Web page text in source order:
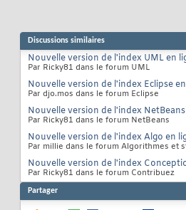
Discussions similaires
Nouvelle version de l'index UML en
Par Ricky81 dans le forum UML
Nouvelle version de l'index Eclipse
Par djo.mos dans le forum Eclipse
Nouvelle version de l'index
Par Ricky81 dans le forum NetBeans
Nouvelle version de l'index Algo en
Par millie dans le forum Algorithmes et
Nouvelle version de l'index
Par Ricky81 dans le forum Contribuez
Partager